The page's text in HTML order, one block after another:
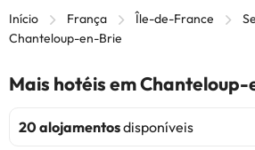
Início França Île-de-France
Chanteloup-en-Brie
Mais hotéis em
20 alojamentosdisponíveis